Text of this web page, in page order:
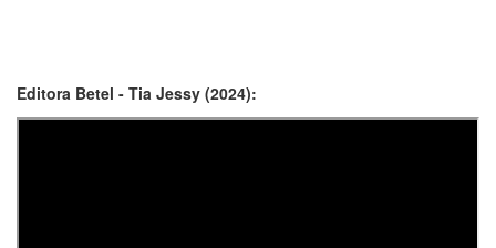
Editora Betel - Tia Jessy (2024):